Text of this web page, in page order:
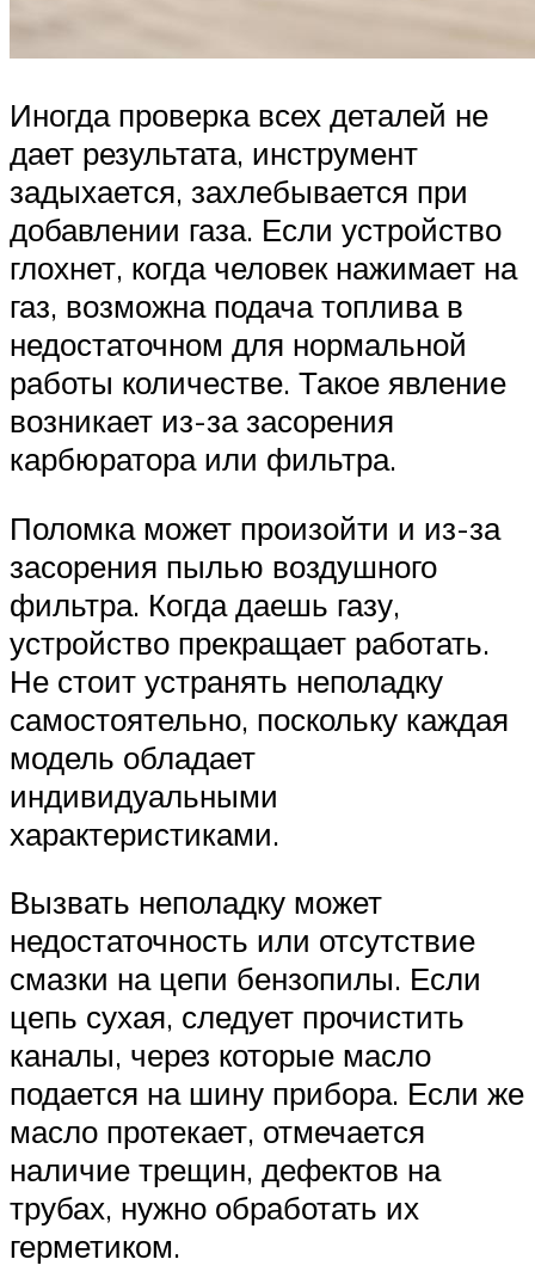
Иногда проверка всех деталей не
дает результата, инструмент
задыхается, захлебывается при
добавлении газа. Если устройство
глохнет, когда человек нажимает на
газ, возможна подача топлива в
недостаточном для нормальной
работы количестве. Такое явление
возникает из-за засорения
карбюратора или фильтра.
Поломка может произойти и из-за
засорения пылью воздушного
фильтра. Когда даешь газу,
устройство прекращает работать.
Не стоит устранять неполадку
самостоятельно, поскольку каждая
модель обладает
индивидуальными
характеристиками.
Вызвать неполадку может
недостаточность или отсутствие
смазки на цепи бензопилы. Если
цепь сухая, следует прочистить
каналы, через которые масло
подается на шину прибора. Если же
масло протекает, отмечается
наличие трещин, дефектов на
трубах, нужно обработать их
герметиком.